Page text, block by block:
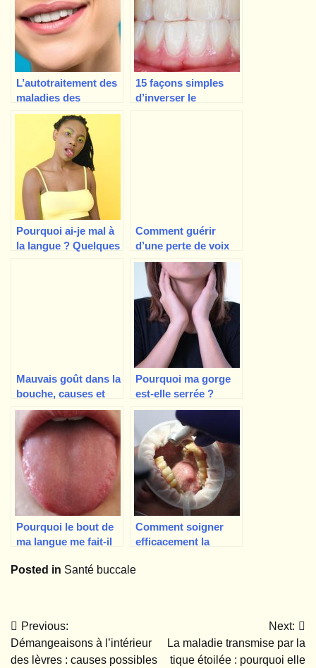
L’autotraitement des
maladies des
gencives, en 7 étapes
faciles !
15 façons simples
d’inverser le
Pourquoi ai-je mal à
la langue ? Quelques
Comment guérir
d’une perte de voix
du jour au lendemain
? Causes et remèdes
Mauvais goût dans la
bouche, causes et
remèdes maison
Pourquoi ma gorge
est-elle serrée ?
Pourquoi le bout de
ma langue me fait-il
Comment soigner
efficacement la
symptômes,
Posted in Santé buccale
Navigation
de
Previous:
Démangeaisons à l’intérieur
des lèvres : causes possibles
Next:
La maladie transmise par la
tique étoilée : pourquoi elle